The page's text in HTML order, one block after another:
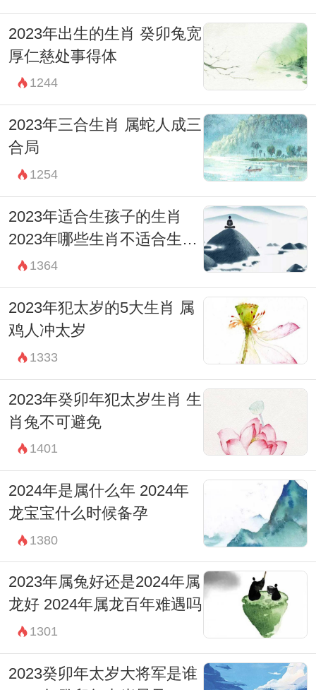
2023年出生的生肖 癸卯兔宽
厚仁慈处事得体
1244
2023年三合生肖 属蛇人成三
合局
1254
2023年适合生孩子的生肖
2023年哪些生肖不适合生孩
子 1364
2023年犯太岁的5大生肖 属
鸡人冲太岁
1333
2023年癸卯年犯太岁生肖 生
肖兔不可避免
1401
2024年是属什么年 2024年
龙宝宝什么时候备孕
1380
2023年属兔好还是2024年属
龙好 2024年属龙百年难遇吗
1301
2023癸卯年太岁大将军是谁